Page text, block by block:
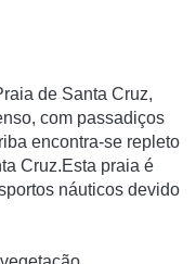
de Santa Cruz,
com passadiços
encontra-se repleto
Cruz.Esta praia é
náuticos devido